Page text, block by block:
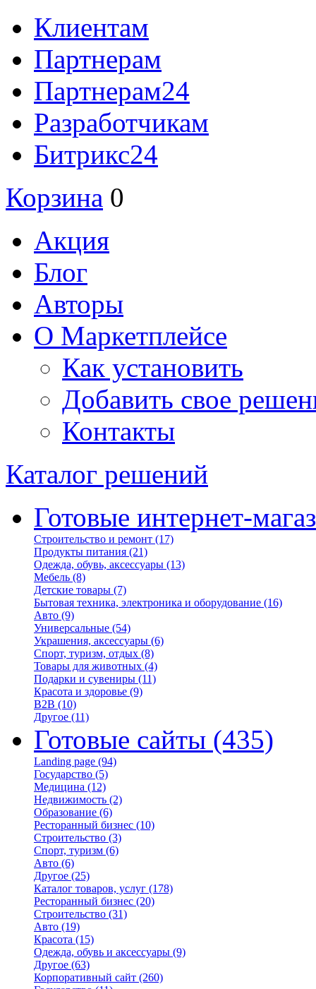
Клиентам
Партнерам
Партнерам24
Разработчикам
Битрикс24
Корзина 0
Акция
Блог
Авторы
О Маркетплейсе
Как установить
Добавить свое
Контакты
Каталог решений
Готовые интернет-
Строительство и ремонт (17)
Продукты питания (21)
Одежда, обувь, аксессуары (13)
Мебель (8)
Детские товары (7)
Бытовая техника, электроника и оборудование (16)
Авто (9)
Универсальные (54)
Украшения, аксессуары (6)
Спорт, туризм, отдых (8)
Товары для животных (4)
Подарки и сувениры (11)
Красота и здоровье (9)
B2B (10)
Другое (11)
Готовые сайты (435)
Landing page (94)
Государство (5)
Медицина (12)
Недвижимость (2)
Образование (6)
Ресторанный бизнес (10)
Строительство (3)
Спорт, туризм (6)
Авто (6)
Другое (25)
Каталог товаров, услуг (178)
Ресторанный бизнес (20)
Строительство (31)
Авто (19)
Красота (15)
Одежда, обувь и аксессуары (9)
Другое (63)
Корпоративный сайт (260)